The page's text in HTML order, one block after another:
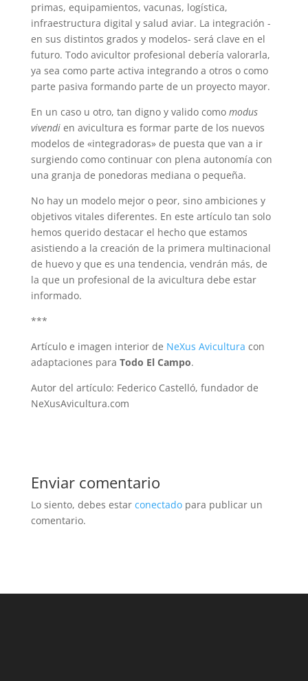
primas, equipamientos, vacunas, logística,
infraestructura digital y salud aviar. La integración -
en sus distintos grados y modelos- será clave en el
futuro. Todo avicultor profesional debería valorarla,
ya sea como parte activa integrando a otros o como
parte pasiva formando parte de un proyecto mayor.
En un caso u otro, tan digno y valido como modus
vivendien avicultura es formar parte de los nuevos
modelos de «integradoras» de puesta que van a ir
surgiendo como continuar con plena autonomía con
una granja de ponedoras mediana o pequeña.
No hay un modelo mejor o peor, sino ambiciones y
objetivos vitales diferentes. En este artículo tan solo
hemos querido destacar el hecho que estamos
asistiendo a la creación de la primera multinacional
de huevo y que es una tendencia, vendrán más, de
la que un profesional de la avicultura debe estar
informado.
***
Artículo e imagen interior de NeXus Avicultura con
adaptaciones para Todo El Campo.
Autor del artículo: Federico Castelló, fundador de
NeXusAvicultura.com
Enviar comentario
Lo siento, debes estar conectadopara publicar un
comentario.